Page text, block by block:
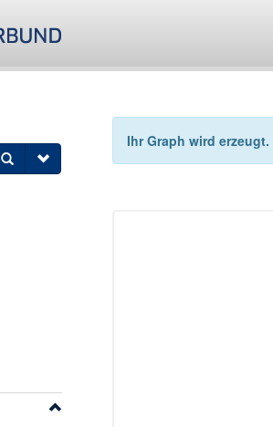
Ihr Graph wird erzeugt.